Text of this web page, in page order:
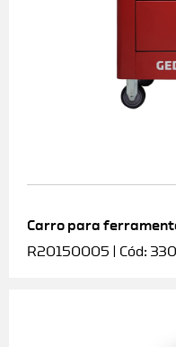
Carro para
R20150005 | Cód: